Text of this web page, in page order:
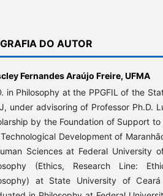
DO AUTOR
Fernandes Araújo Freire, UFMA
in Philosophy at the PPGFIL of the
under advisoring of Professor Ph.D.
by the Foundation of Support
Development of
Sciences at Federal University
(Ethics, Research Line:
at State University of